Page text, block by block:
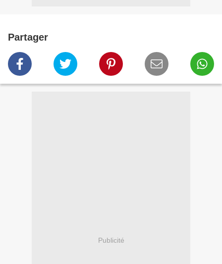
Partager
Publicité